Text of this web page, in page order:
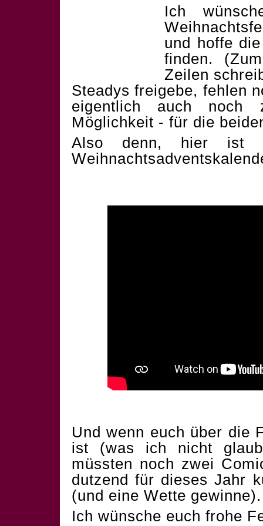
Ich
und hoffe
finden.
Zeilen
Steadys freigebe, fehlen
eigentlich auch noch
Möglichkeit - für die
Also denn, hier ist
Und wenn euch über die
ist (was ich nicht
müssten noch zwei
dutzend für dieses Jahr
(und eine Wette
Ich wünsche euch frohe